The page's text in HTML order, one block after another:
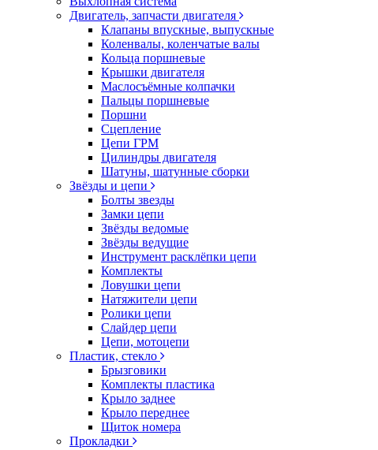
Двигатель, запчасти двигателя
Клапаны впускные, выпускные
Коленвалы, коленчатые валы
Кольца поршневые
Крышки двигателя
Маслосъёмные колпачки
Пальцы поршневые
Поршни
Сцепление
Цепи ГРМ
Цилиндры двигателя
Шатуны, шатунные сборки
Звёзды и цепи
Болты звезды
Замки цепи
Звёзды ведомые
Звёзды ведущие
Инструмент расклёпки цепи
Комплекты
Ловушки цепи
Натяжители цепи
Ролики цепи
Слайдер цепи
Цепи, мотоцепи
Пластик, стекло
Брызговики
Комплекты пластика
Крыло заднее
Крыло переднее
Щиток номера
Прокладки